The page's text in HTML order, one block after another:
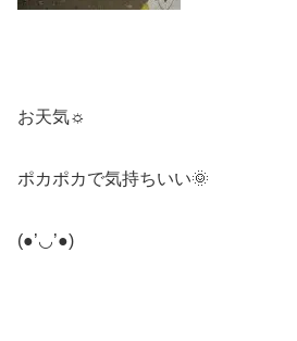
お天気☼
ポカポカで気持ちいい🌞
(●’◡’●)